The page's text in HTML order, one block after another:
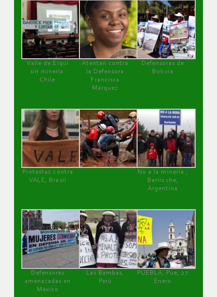
Valle de Elqui
sin minería.
Chile
Atentan contra
la Defensora
Francisca
Márquez
Defensoras de
Bolivia
Protestas contra
VALE, Brasil
No a la minería ,
Bariloche,
Argentina
Defensoras
amenazadas en
México
Las Bambas,
Perú
PUEBLA, Pue, 27
Enero